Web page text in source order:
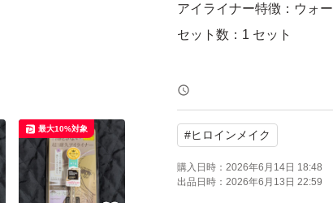
アイライナー特徴：ウォ
セット数：1 セット
新品未開封です
#ヒロインメイク
購入日時： 2026年6月14日 18:48
出品日時： 2026年6月13日 22:59
最大10%対象